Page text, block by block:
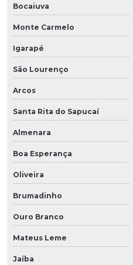
Bocaiuva
Monte Carmelo
Igarapé
São Lourenço
Arcos
Santa Rita do Sapucaí
Almenara
Boa Esperança
Oliveira
Brumadinho
Ouro Branco
Mateus Leme
Jaíba